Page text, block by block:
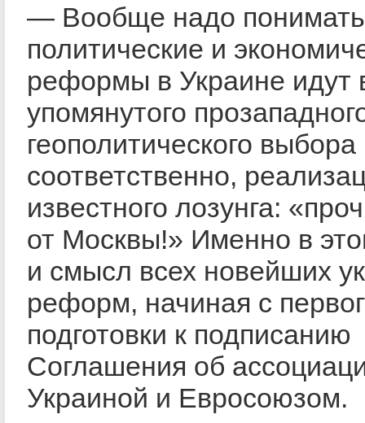
— Вообще надо
политические и
реформы в Украине идут
упомянутого
геополитического выбора
соответственно,
известного лозунга:
от Москвы!» Именно в
и смысл всех новейших
реформ, начиная с
подготовки к подписанию
Соглашения об
Украиной и Евросоюзом.